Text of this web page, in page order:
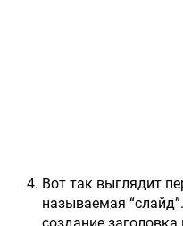
Вот так выглядит
называемая